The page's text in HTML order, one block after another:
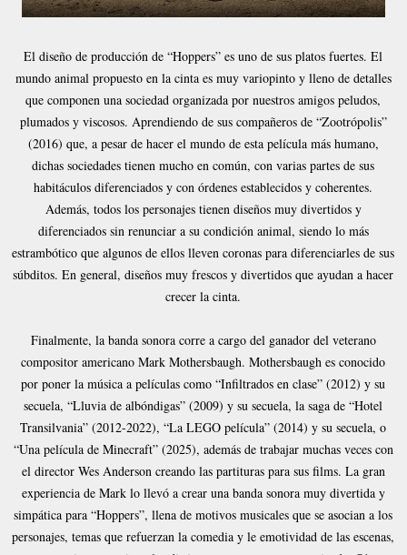
El diseño de producción de “Hoppers” es uno de sus platos fuertes. El
mundo animal propuesto en la cinta es muy variopinto y lleno de detalles
que componen una sociedad organizada por nuestros amigos peludos,
plumados y viscosos. Aprendiendo de sus compañeros de “Zootrópolis”
(2016) que, a pesar de hacer el mundo de esta película más humano,
dichas sociedades tienen mucho en común, con varias partes de sus
habitáculos diferenciados y con órdenes establecidos y coherentes.
Además, todos los personajes tienen diseños muy divertidos y
diferenciados sin renunciar a su condición animal, siendo lo más
estrambótico que algunos de ellos lleven coronas para diferenciarles de sus
súbditos. En general, diseños muy frescos y divertidos que ayudan a hacer
crecer la cinta.
Finalmente, la banda sonora corre a cargo del ganador del veterano
compositor americano Mark Mothersbaugh. Mothersbaugh es conocido
por poner la música a películas como “Infiltrados en clase” (2012) y su
secuela, “Lluvia de albóndigas” (2009) y su secuela, la saga de “Hotel
Transilvania” (2012-2022), “La LEGO película” (2014) y su secuela, o
“Una película de Minecraft” (2025), además de trabajar muchas veces con
el director Wes Anderson creando las partituras para sus films. La gran
experiencia de Mark lo llevó a crear una banda sonora muy divertida y
simpática para “Hoppers”, llena de motivos musicales que se asocian a los
personajes, temas que refuerzan la comedia y le emotividad de las escenas,